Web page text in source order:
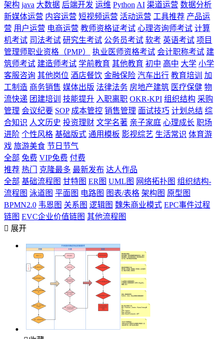
架构 java 大数据 后端开发 运维 Python AI 渠道运营 数据分析
新媒体运营 内容运营 短视频运营 活动运营 工具推荐 产品运
营 用户运营 电商运营 教师资格证考试 心理咨询师考试 计算
机考试 司法考试 研究生考试 公务员考试 软考 英语考试 项目
管理师职业资格（PMP）
执业医师资格考试 会计职称考试 建
筑师考试 建造师考试 学前教育 其他教育 初中 高中 大学 小学
客服咨询 其他岗位 酒店餐饮 金融保险 汽车出行 教育培训
加
工制造 商务销售 媒体出版 法律法务 房地产建筑 医疗保健 物
流快递 团建培训 技能提升 入职离职 OKR-KPI 组织结构 采购
管理 会议纪要 SOP 成本管控 销售管理 面试技巧 计划总结 综
合知识 人文历史 投资理财 文学名著 亲子家庭 心理成长 职场
进阶 个性风格 基础版式 通用模板 影视综艺 生活常识 体育游
戏 旅游美食 节日节气
全部 免费 VIP免费 付费
推荐 热门 克隆最多 最新发布 达人作品
全部 基础流程图 甘特图 ER图 UML图 网络拓扑图 组织结构-
流程图 泳道图 平面图 电路图 图表/表格 架构图 原型图
BPMN2.0 韦恩图 关系图 逻辑图 魏朱商业模式 EPC事件过程
链图 EVC企业价值链图 其他流程图
 展开